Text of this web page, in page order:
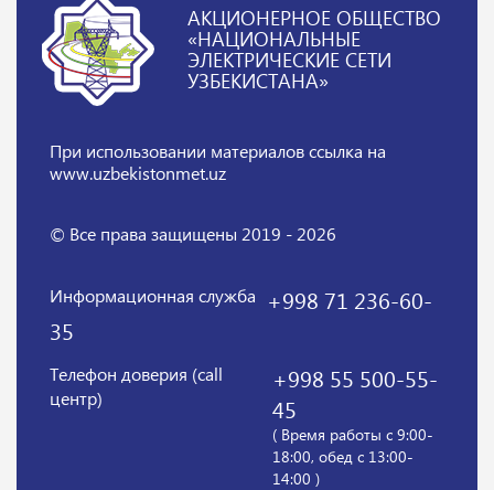
АКЦИОНЕРНОЕ ОБЩЕСТВО
«НАЦИОНАЛЬНЫЕ
ЭЛЕКТРИЧЕСКИЕ СЕТИ
УЗБЕКИСТАНА»
При использовании материаловссылка на
www.uzbekistonmet.uz
© Все права защищены 2019 - 2026
Информационная служба
+998 71 236-60-
35
Телефон доверия (call
центр)
+998 55 500-55-
45
( Время работы с 9:00-
18:00, обед с 13:00-
14:00 )